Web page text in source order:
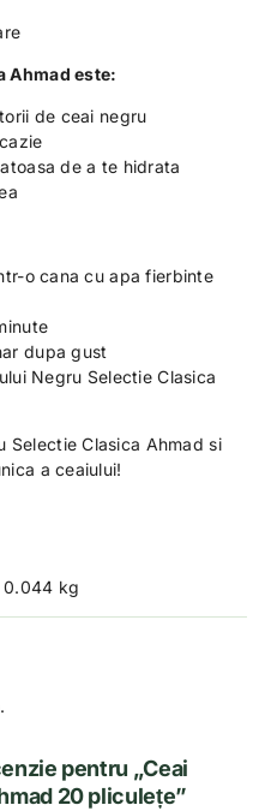
Ahmad este:
de ceai negru
de a te hidrata
o cana cu apa fierbinte
dupa gust
Negru Selectie Clasica
Selectie Clasica Ahmad si
a ceaiului!
0.044 kg
pentru „Ceai
20 pliculețe”